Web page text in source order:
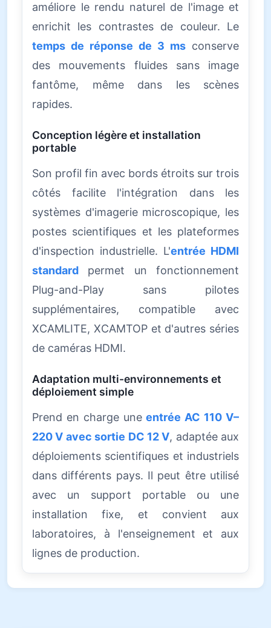
améliore le rendu naturel de l'image et
enrichit les contrastes de couleur. Le
temps de réponse de 3 ms conserve
des mouvements fluides sans image
fantôme, même dans les scènes
rapides.
Conception légère et installation
portable
Son profil fin avec bords étroits sur trois
côtés facilite l'intégration dans les
systèmes d'imagerie microscopique, les
postes scientifiques et les plateformes
d'inspection industrielle. L'entrée HDMI
standard permet un fonctionnement
Plug-and-Play sans pilotes
supplémentaires, compatible avec
XCAMLITE, XCAMTOP et d'autres séries
de caméras HDMI.
Adaptation multi-environnements et
déploiement simple
Prend en charge uneentrée AC 110 V–
220 V avec sortie DC 12 V, adaptée aux
déploiements scientifiques et industriels
dans différents pays. Il peut être utilisé
avec un support portable ou une
installation fixe, et convient aux
laboratoires, à l'enseignement et aux
lignes de production.